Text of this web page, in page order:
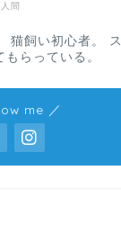
人間
猫飼い初心者。
らっている。
me ／